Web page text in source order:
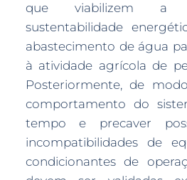
que viabilizem a
sustentabilidade
abastecimento de água
à atividade agrícola de
Posteriormente, de
comportamento do
tempo e precaver
incompatibilidades de
condicionantes de